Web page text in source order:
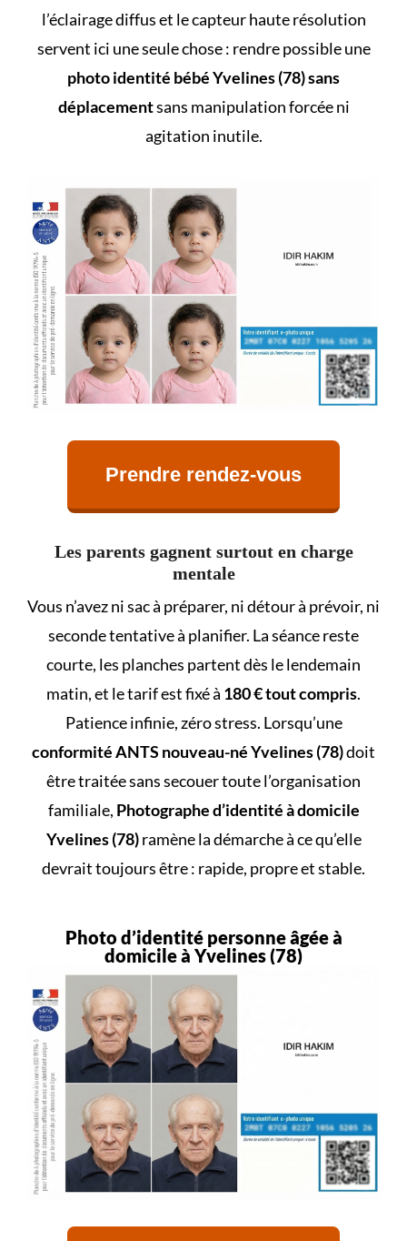
l’éclairage diffus et le capteur haute résolution
servent ici une seule chose : rendre possible une
photo identité bébé Yvelines (78) sans
déplacementsans manipulation forcée ni
agitation inutile.
Prendre rendez-vous
Les parents gagnent surtout en charge
mentale
Vous n’avez ni sac à préparer, ni détour à prévoir, ni
seconde tentative à planifier. La séance reste
courte, les planches partent dès le lendemain
matin, et le tarif est fixé à 180 € tout compris.
Patience infinie, zéro stress. Lorsqu’une
conformité ANTS nouveau-né Yvelines (78)doit
être traitée sans secouer toute l’organisation
familiale, Photographe d’identité à domicile
Yvelines (78)ramène la démarche à ce qu’elle
devrait toujours être : rapide, propre et stable.
Photo d’identité personne âgée à
domicile à Yvelines (78)